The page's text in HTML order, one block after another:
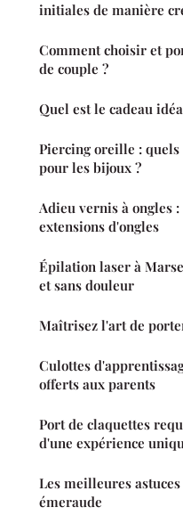
initiales de manière
Comment choisir et
de couple ?
Quel est le cadeau
Piercing oreille :
pour les bijoux ?
Adieu vernis à ongles
extensions d'ongles
Épilation laser à
et sans douleur
Maîtrisez l'art de
Culottes
offerts aux parents
Port de claquettes
d'une expérience
Les meilleures
émeraude